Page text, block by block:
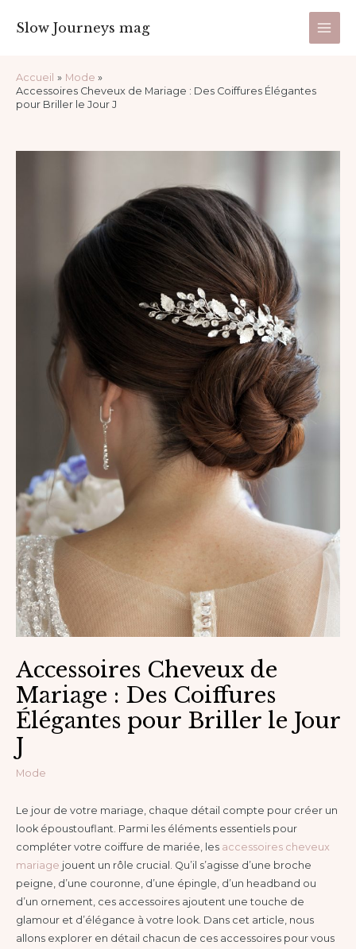
Slow Journeys mag
Main
Accueil
Mode
Accessoires Cheveux de Mariage : Des Coiffures Élégantes
pour Briller le Jour J
Accessoires Cheveux de
Mariage : Des Coiffures
Élégantes pour Briller le Jour
J
Mode
Le jour de votre mariage, chaque détail compte pour créer un
look époustouflant. Parmi les éléments essentiels pour
compléter votre coiffure de mariée, les accessoires cheveux
mariage jouent un rôle crucial. Qu’il s’agisse d’une broche
peigne, d’une couronne, d’une épingle, d’un headband ou
d’un ornement, ces accessoires ajoutent une touche de
glamour et d’élégance à votre look. Dans cet article, nous
allons explorer en détail chacun de ces accessoires pour vous
des
articles